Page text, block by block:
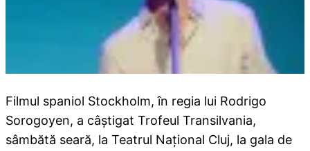
Filmul spaniol Stockholm, în regia lui Rodrigo
Sorogoyen, a câștigat Trofeul Transilvania,
sâmbătă seară, la Teatrul Național Cluj, la gala de